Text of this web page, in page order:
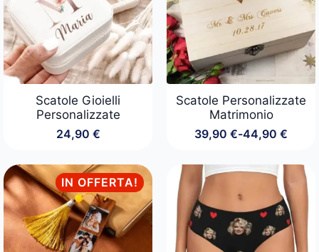
Scatole Gioielli
Personalizzate
24,90 €
Scatole Personalizzate
Matrimonio
39,90 €-44,90 €
Fascia
prezzo:
39,90 €
44,90 €
IN OFFERTA!